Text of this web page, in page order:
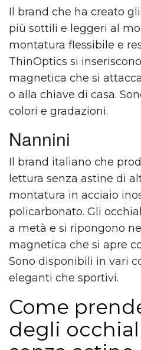
Il brand che ha creato
più sottili e leggeri al
montatura flessibile e
ThinOptics si
magnetica che si
o alla chiave di casa.
colori e gradazioni.
Nannini
Il brand italiano che
lettura senza astine di
montatura in acciaio
policarbonato. Gli
a metà e si ripongono
magnetica che si apre
Sono disponibili in vari
eleganti che sportivi.
Come
degli